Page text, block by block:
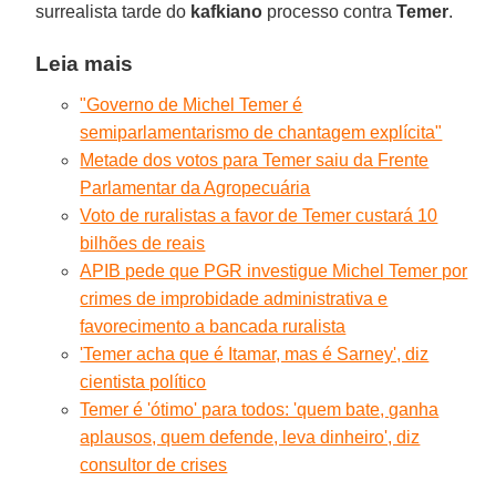
surrealista tarde do kafkiano processo contraTemer.
Leia mais
"Governo de Michel Temer é
semiparlamentarismo de chantagem explícita"
Metade dos votos para Temer saiu da Frente
Parlamentar da Agropecuária
Voto de ruralistas a favor de Temer custará 10
bilhões de reais
APIB pede que PGR investigue Michel Temer por
crimes de improbidade administrativa e
favorecimento a bancada ruralista
'Temer acha que é Itamar, mas é Sarney', diz
cientista político
Temer é 'ótimo' para todos: 'quem bate, ganha
aplausos, quem defende, leva dinheiro', diz
consultor de crises